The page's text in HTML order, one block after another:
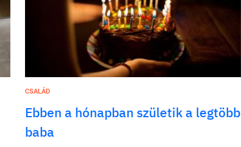
CSALÁD
Ebben a hónapban születik a legtöbb
baba